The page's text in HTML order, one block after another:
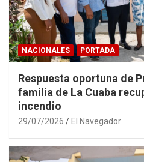
NACIONALES PORTADA
Respuesta oportuna de
familia de La Cuaba
incendio
29/07/2026 El Navegador